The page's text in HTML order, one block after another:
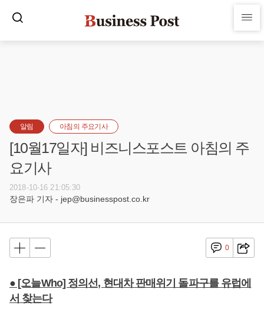
알림 아침의 주요기사
[10월17일자] 비즈니스포스트 아침의 주
요기사
2018-10-16 21:05:30
장은파 기자 - jep@businesspost.co.kr
0
● [오늘Who] 정의선, 현대차 판매위기 돌파구를 유럽에
서 찾는다